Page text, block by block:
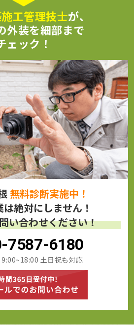
工管理技士が、
外装を細部まで
ェック！
無料診断実施中！
絶対にしません！
い合わせください！
7587-6180
土日祝も対応